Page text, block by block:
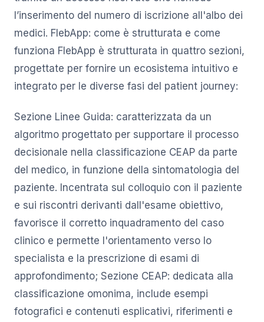
l’inserimento del numero di iscrizione all'albo dei
medici. FlebApp: come è strutturata e come
funziona FlebApp è strutturata in quattro sezioni,
progettate per fornire un ecosistema intuitivo e
integrato per le diverse fasi del patient journey:
Sezione Linee Guida: caratterizzata da un
algoritmo progettato per supportare il processo
decisionale nella classificazione CEAP da parte
del medico, in funzione della sintomatologia del
paziente. Incentrata sul colloquio con il paziente
e sui riscontri derivanti dall'esame obiettivo,
favorisce il corretto inquadramento del caso
clinico e permette l'orientamento verso lo
specialista e la prescrizione di esami di
approfondimento; Sezione CEAP: dedicata alla
classificazione omonima, include esempi
fotografici e contenuti esplicativi, riferimenti e